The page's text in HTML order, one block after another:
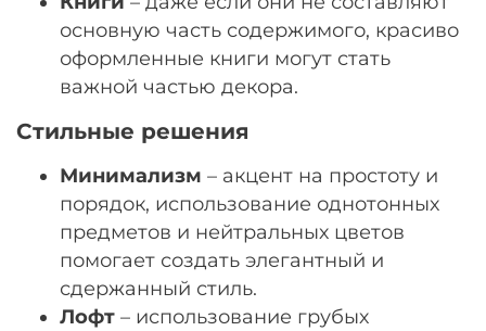
основную часть содержимого, красиво
оформленные книги могут стать
важной частью декора.
Стильные решения
Минимализм – акцент на простоту и
порядок, использование однотонных
предметов и нейтральных цветов
помогает создать элегантный и
сдержанный стиль.
Лофт – использование грубых